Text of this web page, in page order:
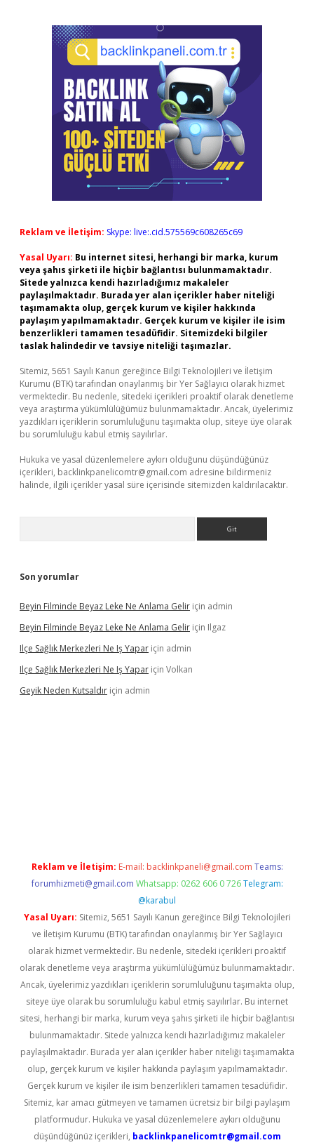
Reklam ve İletişim: Skype: live:.cid.575569c608265c69
Yasal Uyarı: Bu internet sitesi, herhangi bir marka, kurum
veya şahıs şirketi ile hiçbir bağlantısı bulunmamaktadır.
Sitede yalnızca kendi hazırladığımız makaleler
paylaşılmaktadır. Burada yer alan içerikler haber niteliği
taşımamakta olup, gerçek kurum ve kişiler hakkında
paylaşım yapılmamaktadır. Gerçek kurum ve kişiler ile isim
benzerlikleri tamamen tesadüfidir. Sitemizdeki bilgiler
taslak halindedir ve tavsiye niteliği taşımazlar.
Sitemiz, 5651 Sayılı Kanun gereğince Bilgi Teknolojileri ve İletişim
Kurumu (BTK) tarafından onaylanmış bir Yer Sağlayıcı olarak hizmet
vermektedir. Bu nedenle, sitedeki içerikleri proaktif olarak denetleme
veya araştırma yükümlülüğümüz bulunmamaktadır. Ancak, üyelerimiz
yazdıkları içeriklerin sorumluluğunu taşımakta olup, siteye üye olarak
bu sorumluluğu kabul etmiş sayılırlar.
Hukuka ve yasal düzenlemelere aykırı olduğunu düşündüğünüz
içerikleri, backlinkpanelicomtr@gmail.com adresine bildirmeniz
halinde, ilgili içerikler yasal süre içerisinde sitemizden kaldırılacaktır.
Son yorumlar
Beyin Filminde Beyaz Leke Ne Anlama Gelir için admin
Beyin Filminde Beyaz Leke Ne Anlama Gelir için Ilgaz
Ilçe Sağlık Merkezleri Ne Iş Yapar için admin
Ilçe Sağlık Merkezleri Ne Iş Yapar için Volkan
Geyik Neden Kutsaldır için admin
Reklam ve İletişim: E-mail: backlinkpaneli@gmail.com Teams:
forumhizmeti@gmail.com Whatsapp: 0262 606 0 726 Telegram:
@karabul
Yasal Uyarı: Sitemiz, 5651 Sayılı Kanun gereğince Bilgi Teknolojileri
ve İletişim Kurumu (BTK) tarafından onaylanmış bir Yer Sağlayıcı
olarak hizmet vermektedir. Bu nedenle, sitedeki içerikleri proaktif
olarak denetleme veya araştırma yükümlülüğümüz bulunmamaktadır.
Ancak, üyelerimiz yazdıkları içeriklerin sorumluluğunu taşımakta olup,
siteye üye olarak bu sorumluluğu kabul etmiş sayılırlar. Bu internet
sitesi, herhangi bir marka, kurum veya şahıs şirketi ile hiçbir bağlantısı
bulunmamaktadır. Sitede yalnızca kendi hazırladığımız makaleler
paylaşılmaktadır. Burada yer alan içerikler haber niteliği taşımamakta
olup, gerçek kurum ve kişiler hakkında paylaşım yapılmamaktadır.
Gerçek kurum ve kişiler ile isim benzerlikleri tamamen tesadüfidir.
Sitemiz, kar amacı gütmeyen ve tamamen ücretsiz bir bilgi paylaşım
platformudur. Hukuka ve yasal düzenlemelere aykırı olduğunu
düşündüğünüz içerikleri, backlinkpanelicomtr@gmail.com